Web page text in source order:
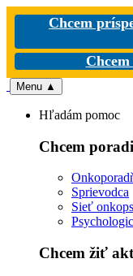
Chcem
Menu ▲
Hľadám pomoc
Chcem
Sprievodca
Sieť
Chcem žiť